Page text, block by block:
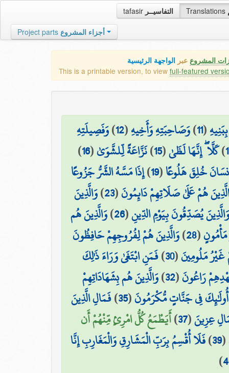
tafasir التفاسيــر Translations
Project parts أجزاء المشروع
المشروع عبر الواجهة الرئيسية
This is a printable version, to view full-featured
(
11
)وَصَاحِبَتِهِ وَأَخِيهِ(
12
)وَفَصِيلَتِهِ
)كَلَّا ۖ إِنَّهَا لَظَىٰ(
15
)نَزَّاعَةً لِّلشَّوَىٰ(
16
)
خُلِقَ هَلُوعًا(
19
)إِذَا مَسَّهُ الشَّرُّ جَزُوعًا
الَّذِينَ هُمْ عَلَىٰ صَلَاتِهِمْ دَائِمُونَ(
23
)وَالَّذِينَ
وَالَّذِينَ يُصَدِّقُونَ بِيَوْمِ الدِّينِ(
26
)وَالَّذِينَ هُم
(
28
)وَالَّذِينَ هُمْ لِفُرُوجِهِمْ حَافِظُونَ
غَيْرُ مَلُومِينَ(
30
)فَمَنِ ابْتَغَىٰ وَرَاءَ ذَٰلِكَ
رَاعُونَ(
32
)وَالَّذِينَ هُم بِشَهَادَاتِهِمْ
أُولَٰئِكَ فِي جَنَّاتٍ مُّكْرَمُونَ(
35
)فَمَالِ الَّذِينَ
عِزِينَ(
37
)أَيَطْمَعُ كُلُّ امْرِئٍ مِّنْهُمْ أَن
(
39
)فَلَا أُقْسِمُ بِرَبِّ الْمَشَارِقِ وَالْمَغَارِبِ إِنَّا
)